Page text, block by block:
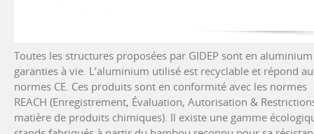
Toutes les structures proposées par GIDEP sont en
garanties à vie. L’aluminium utilisé est recyclable et répond
normes CE. Ces produits sont en conformité avec les normes
REACH (Enregistrement, Évaluation, Autorisation &
matière de produits chimiques). Il existe une gamme